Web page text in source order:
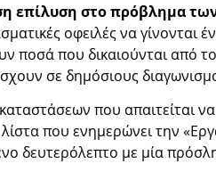
επίλυση στο πρόβλημα
οφειλές να γίνονται
ποσά που δικαιούνται από
σε δημόσιους
που απαιτείται
που ενημερώνει την
δευτερόλεπτο με μία